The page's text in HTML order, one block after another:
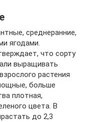
среднеранние,
ягодами.
что сорту
выращивать
растения
больше
плотная,
цвета. В
до 2,3